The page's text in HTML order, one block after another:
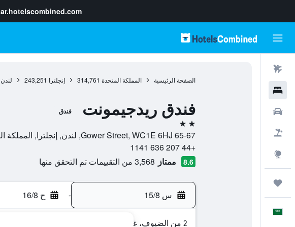
ar.hotelscombined.com
الصفحة الرئيسية المملكة المتحدة 314,761 إنجلترا 243,251 لندن
فندق ريدجيمونت فندق
2 نجمتين
65-67 Gower Street, WC1E 6HJ, لندن, إنجلترا, المملكة المتحدة
+44 207 636 1141
8.6 ممتاز 3,568 من التقييمات تم التحقق منها
س 15/8 - ح 16/8
2 من الضيوف، غرفة واحدة